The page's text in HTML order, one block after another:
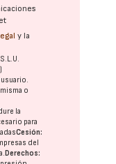
y la
o
la
para
Cesión:
del
Derechos: